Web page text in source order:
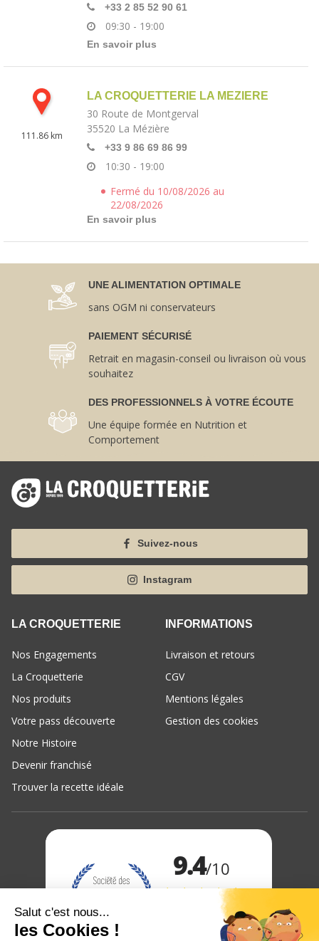
+33 2 85 52 90 61
09:30 - 19:00
En savoir plus
111.86 km
LA CROQUETTERIE LA MEZIERE
30 Route de Montgerval
35520 La Mézière
+33 9 86 69 86 99
10:30 - 19:00
Fermé du 10/08/2026 au
22/08/2026
En savoir plus
UNE ALIMENTATION OPTIMALE
sans OGM ni conservateurs
PAIEMENT SÉCURISÉ
Retrait en magasin-conseil ou livraison où vous
souhaitez
DES PROFESSIONNELS À VOTRE ÉCOUTE
Une équipe formée en Nutrition et
Comportement
Suivez-nous
Instagram
LA CROQUETTERIE
Nos Engagements
La Croquetterie
Nos produits
Votre pass découverte
Notre Histoire
Devenir franchisé
Trouver la recette idéale
INFORMATIONS
Livraison et retours
CGV
Mentions légales
Gestion des cookies